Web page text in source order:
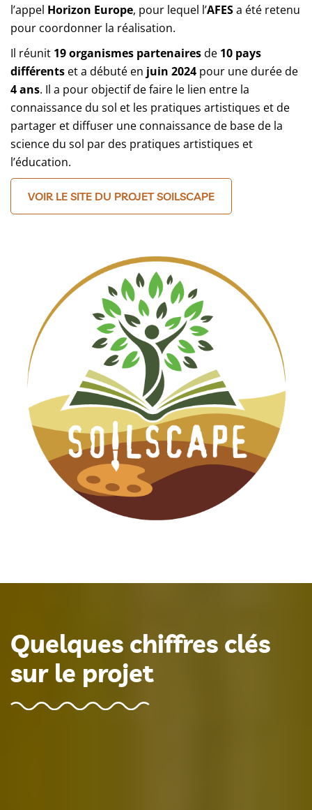
l’appel Horizon Europe, pour lequel l’AFESa été retenu
pour coordonner la réalisation.
Il réunit 19 organismes partenairesde 10 pays
différents et a débuté en juin 2024 pour une durée de
4 ans. Il a pour objectif de faire le lien entre la
connaissance du sol et les pratiques artistiques et de
partager et diffuser une connaissance de base de la
science du sol par des pratiques artistiques et
l’éducation.
VOIR LE SITE DU PROJET SOILSCAPE
Quelques chiffres clés
sur le projet